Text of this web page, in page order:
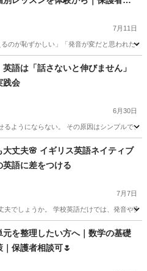
7月11日
のが恥ずかしい」「発音が変だと思われた
レッスン
語は「話さないと伸びません」
践会
6月30日
るようにならない。 その原因はシンプルで
英検 ネイティブ
大丈夫🌸 イギリス英語ネイティブ
語に差をつける
7月7日
夫でしょうか。 学校英語だけでは、発音や
英会話 イギリス英語
元を整理したい方へ｜数学の基礎
保護者相談可🌷